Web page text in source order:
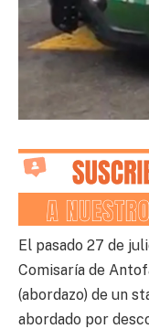
El pasado 27 de
Comisaría de
(abordazo) de un
abordado por